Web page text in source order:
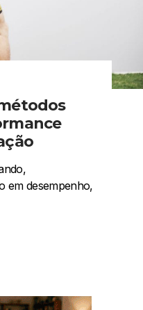
em desempenho,